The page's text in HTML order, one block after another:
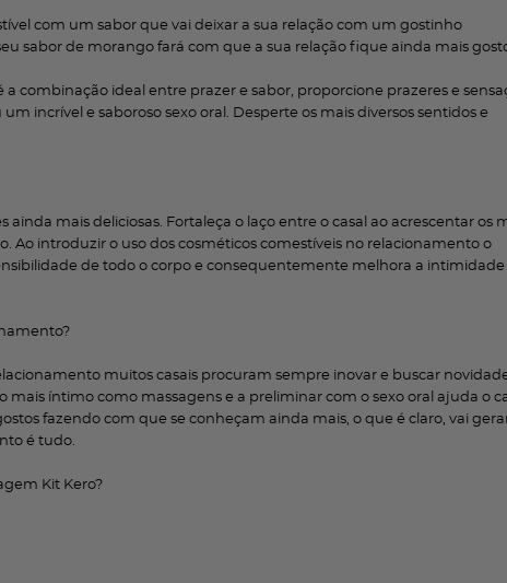
com um sabor que vai deixar a sua relação com um gostinho
sabor de morango fará com que a sua relação fique ainda mais
combinação ideal entre prazer e sabor, proporcione prazeres e
incrível e saboroso sexo oral. Desperte os mais diversos sentidos e
ainda mais deliciosas. Fortaleça o laço entre o casal ao acrescentar os
Ao introduzir o uso dos cosméticos comestíveis no relacionamento o
de todo o corpo e consequentemente melhora a intimidade
muitos casais procuram sempre inovar e buscar
mais íntimo como massagens e a preliminar com o sexo oral ajuda o
fazendo com que se conheçam ainda mais, o que é claro, vai
é tudo.
Kit Kero?